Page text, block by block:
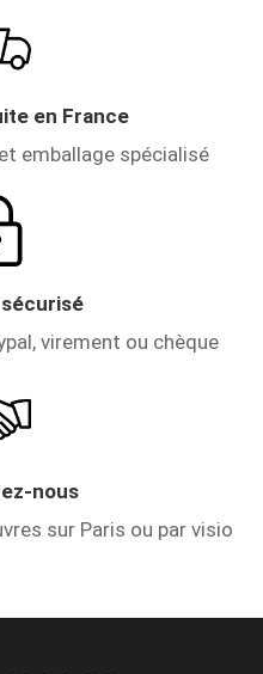
en France
emballage spécialisé
virement ou chèque
nous
sur Paris ou par visio